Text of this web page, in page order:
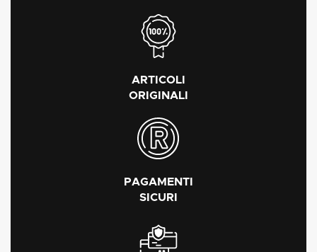
ARTICOLI
ORIGINALI
PAGAMENTI
SICURI